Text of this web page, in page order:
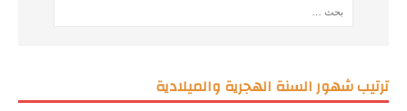
ترتيب شهور السنة الهجرية والميلادية